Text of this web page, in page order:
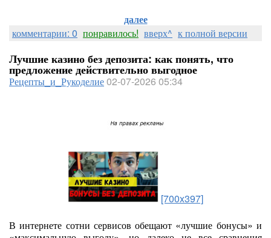
далее
комментарии: 0 понравилось! вверх^ к полной версии
Лучшие казино без депозита: как понять, что
предложение действительно выгодное
Рецепты_и_Рукоделие02-07-2026 05:34
[700x397]
В интернете сотни сервисов обещают «лучшие бонусы» и